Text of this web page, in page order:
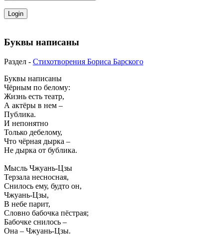
Буквы написаны
Раздел - Стихотворения Бориса Барского
Буквы написаны
Чёрным по белому:
Жизнь есть театр,
А актёры в нем –
Публика.
И непонятно
Только дебелому,
Что чёрная дырка –
Не дырка от бублика.
Мысль Чжуань-Цзы
Терзала несносная,
Снилось ему, будто он,
Чжуань-Цзы,
В небе парит,
Словно бабочка пёстрая;
Бабочке снилось –
Она – Чжуань-Цзы.